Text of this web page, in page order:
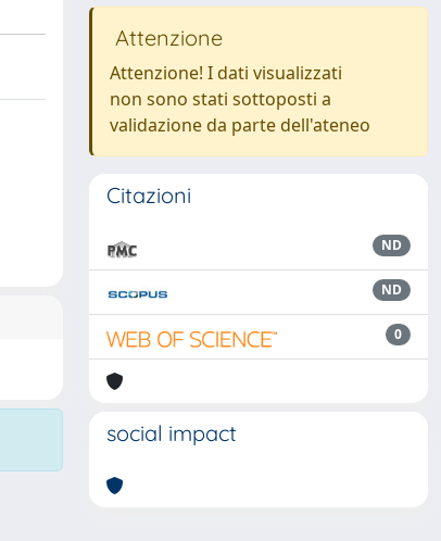
Attenzione
Attenzione! I dati visualizzati
non sono stati sottoposti a
validazione da parte dell'ateneo
Citazioni
ND
ND
0
social impact